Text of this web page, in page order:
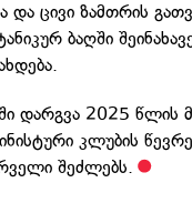
და ცივი ზამთრის
ბაღში
დარგვა 2025 წლის
კლუბის
შეძლებს.